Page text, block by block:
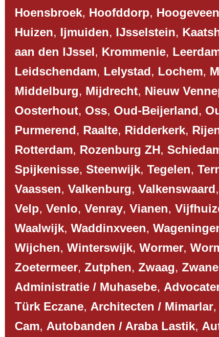
Hoensbroek, Hoofddorp, Hoogeveen
Huizen, Ijmuiden, IJsselstein,
aan den IJssel, Krommenie,
Leidschendam, Lelystad, Lochem,
Middelburg, Mijdrecht, Nieuw
Oosterhout, Oss, Oud-Beijerland,
Purmerend, Raalte, Ridderkerk,
Rotterdam, Rozenburg ZH,
Spijkenisse, Steenwijk, Tegelen,
Vaassen, Valkenburg, Valkenswaard
Velp, Venlo, Venray, Vianen,
Waalwijk, Waddinxveen,
Wijchen, Winterswijk, Wormer,
Zoetermeer, Zutphen, Zwaag,
Administratie / Muhasebe,
Türk Eczane, Architecten / Mimarlar
Cam, Autobanden / Araba Lastik,